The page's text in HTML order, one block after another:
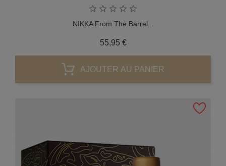
NIKKA From The Barrel...
55,95 €Prix
AJOUTER AU PANIER